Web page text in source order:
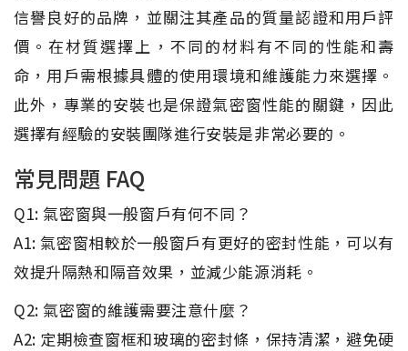
信譽良好的品牌，並關注其產品的質量認證和用戶評
價。在材質選擇上，不同的材料有不同的性能和壽
命，用戶需根據具體的使用環境和維護能力來選擇。
此外，專業的安裝也是保證氣密窗性能的關鍵，因此
選擇有經驗的安裝團隊進行安裝是非常必要的。
常見問題 FAQ
Q1: 氣密窗與一般窗戶有何不同？
A1: 氣密窗相較於一般窗戶有更好的密封性能，可以有
效提升隔熱和隔音效果，並減少能源消耗。
Q2: 氣密窗的維護需要注意什麼？
A2: 定期檢查窗框和玻璃的密封條，保持清潔，避免硬